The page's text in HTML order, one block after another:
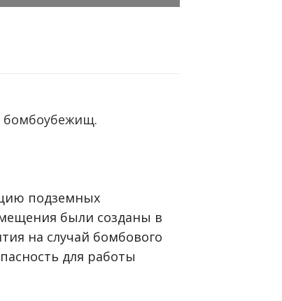
бомбоубежищ.
подземных
были созданы в
на случай бомбового
для работы